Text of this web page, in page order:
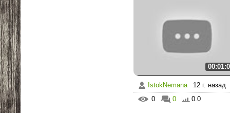
IstokNemana
12 г. назад
0
0 0.0